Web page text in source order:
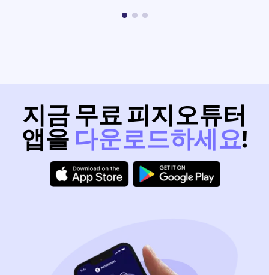
지금 무료 피지오튜터
앱을 다운로드하세요!